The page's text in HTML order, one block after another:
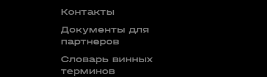
Контакты
Документы для
партнеров
Словарь винных
терминов